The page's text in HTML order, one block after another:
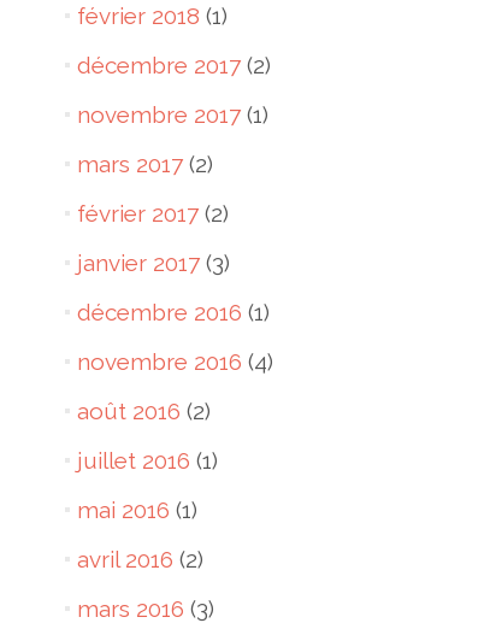
février 2018 (1)
décembre 2017(2)
novembre 2017(1)
mars 2017(2)
février 2017(2)
janvier 2017(3)
décembre 2016 (1)
novembre 2016 (4)
août 2016 (2)
juillet 2016 (1)
mai 2016 (1)
avril 2016 (2)
mars 2016 (3)